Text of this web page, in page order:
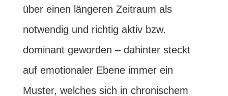
über einen längeren Zeitraum als
notwendig und richtig aktiv bzw.
dominant geworden – dahinter steckt
auf emotionaler Ebene immer ein
Muster, welches sich in chronischem